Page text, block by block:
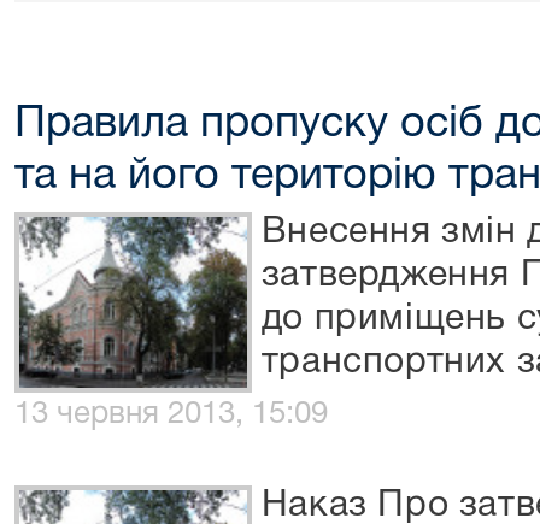
Правила пропуску осіб
та на його територію
Внесення змін
затвердження
до приміщень
транспортних
13 червня 2013, 15:09
Наказ Про